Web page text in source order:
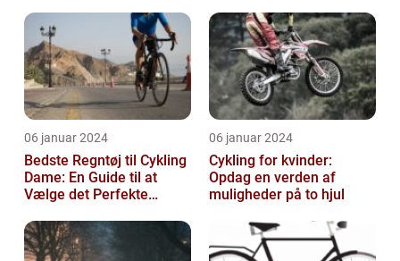
06 januar 2024
Bedste Regntøj til Cykling
Dame: En Guide til at
Vælge det Perfekte
unde...
06 januar 2024
Cykling for kvinder:
Opdag en verden af
muligheder på to hjul